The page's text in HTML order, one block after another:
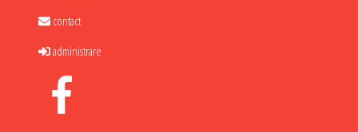
contact
administrare